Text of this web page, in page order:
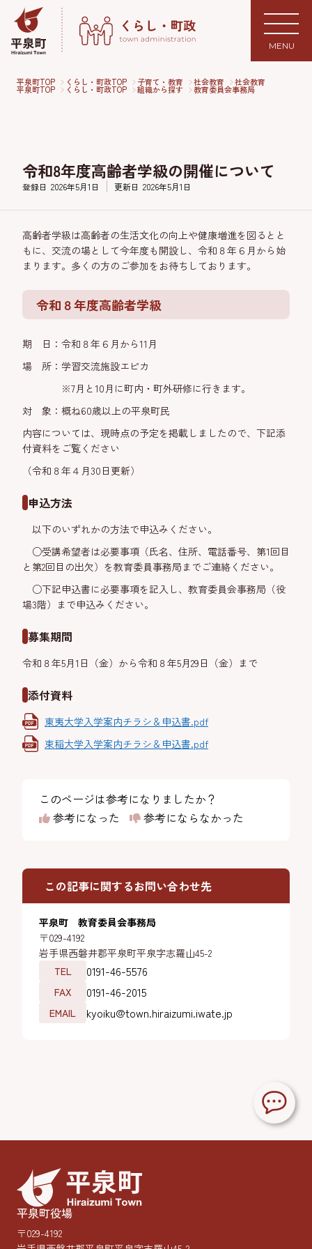
MENU
平泉町TOP くらし・町政TOP 子育て・教育 社会教育 社会教育
平泉町TOP くらし・町政TOP 組織から探す 教育委員会事務局
令和8年度高齢者学級の開催について
登録日 2026年5月1日 更新日 2026年5月1日
高齢者学級は高齢者の生活文化の向上や健康増進を図るとと
もに、交流の場として今年度も開設し、令和８年６月から始
まります。多くの方のご参加をお待ちしております。
令和８年度高齢者学級
期 日：令和８年６月から11月
場 所：学習交流施設エピカ
※7月と10月に町内・町外研修に行きます。
対 象：概ね60歳以上の平泉町民
内容については、現時点の予定を掲載しましたので、下記添
付資料をご覧ください
（令和８年４月30日更新）
申込方法
以下のいずれかの方法で申込みください。
○受講希望者は必要事項（氏名、住所、電話番号、第1回目
と第2回目の出欠）を教育委員事務局までご連絡ください。
○下記申込書に必要事項を記入し、教育委員会事務局（役
場3階）まで申込みください。
募集期間
令和８年5月1日（金）から令和８年5月29日（金）まで
添付資料
東夷大学入学案内チラシ＆申込書.pdf
束稲大学入学案内チラシ＆申込書.pdf
このページは参考になりましたか？
参考になった
参考にならなかった
この記事に関するお問い合わせ先
平泉町 教育委員会事務局
〒029-4192
岩手県西磐井郡平泉町平泉字志羅山45-2
TEL
0191-46-5576
FAX 0191-46-2015
EMAIL kyoiku@town.hiraizumi.iwate.jp
平泉町役場
〒029-4192